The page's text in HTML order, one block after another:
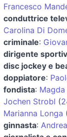
Francesco
conduttrice
Carolina Di
criminale:
dirigente
disc jockey e
doppiatore:
fondista: Magda
Jochen Strobl (
Marianna Longa
ginnasta: